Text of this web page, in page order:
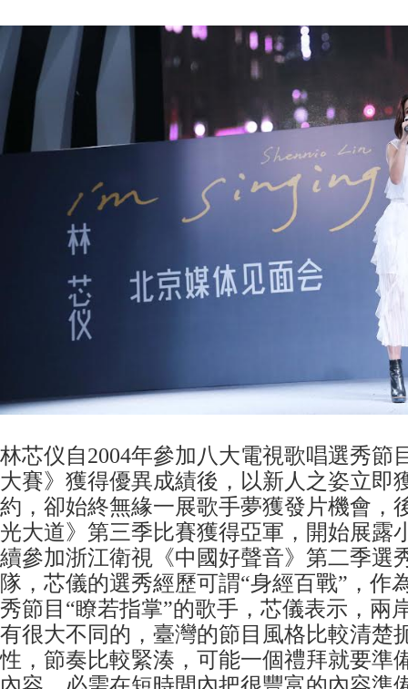
林芯仪自2004年參加八大電視歌唱選秀節
大賽》獲得優異成績後，以新人之姿立即
約，卻始終無緣一展歌手夢獲發片機會，
光大道》第三季比賽獲得亞軍，開始展露
續參加浙江衛視《中國好聲音》第二季選
隊，芯儀的選秀經歷可謂“身經百戰”，作
秀節目“瞭若指掌”的歌手，芯儀表示，兩
有很大不同的，臺灣的節目風格比較清楚
性，節奏比較緊湊，可能一個禮拜就要準